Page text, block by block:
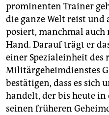
prominenten Trainer
die ganze Welt reist
posiert, manchmal
Hand. Darauf trägt er
einer Spezialeinheit des
Militärgeheimdienstes
bestätigen, dass es sich
handelt, der bis heute
seinen früheren